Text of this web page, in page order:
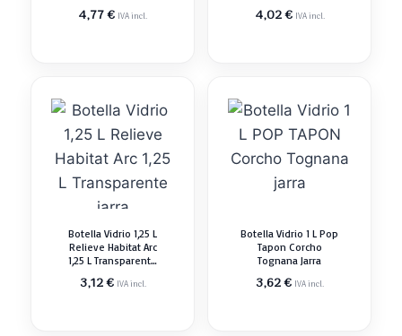
4,77€ IVA incl. 4,02€ IVA incl.
Botella Vidrio 1,25 L
Relieve Habitat Arc
1,25 L Transparente
3,12€ IVA incl.
Botella Vidrio 1 L Pop
Tapon Corcho
Tognana Jarra
3,62€ IVA incl.